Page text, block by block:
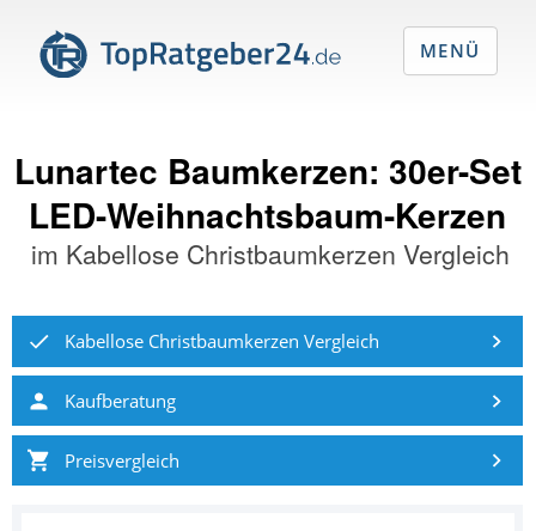
Lunartec Baumkerzen: 30er-Set
LED-Weihnachtsbaum-Kerzen
im Kabellose Christbaumkerzen Vergleich
Kabellose Christbaumkerzen Vergleich
Kaufberatung
Preisvergleich
MENÜ